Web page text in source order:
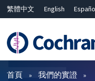
繁體中文 English
ไทย
简体中文
篩選條件
首頁 我們的實證